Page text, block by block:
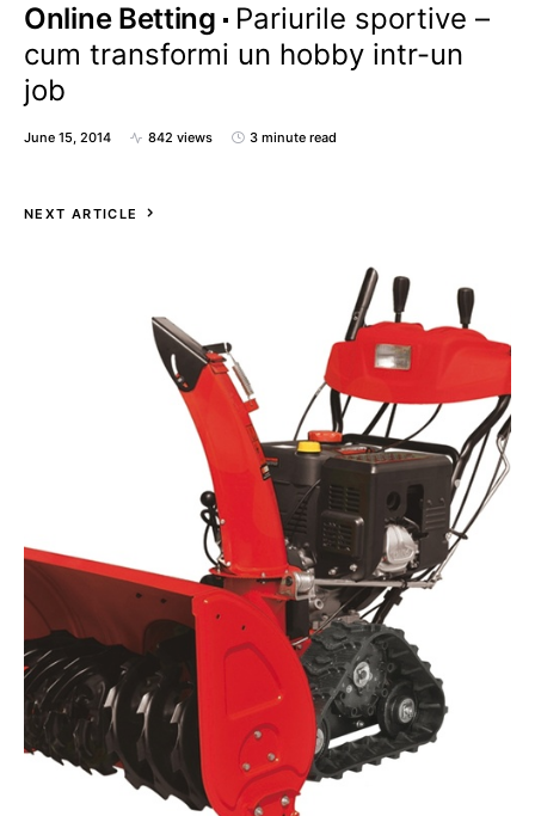
Online Betting
Pariurile sportive –
cum transformi un hobby intr-un
job
June 15, 2014 842 views 3 minute read
NEXT ARTICLE